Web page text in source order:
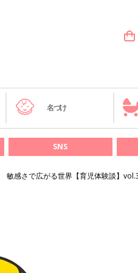
名づけ
SNS
敏感さで広がる世界【育児体験談】